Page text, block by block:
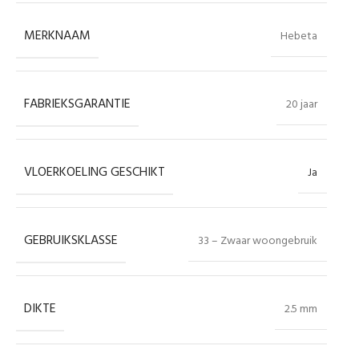
MERKNAAM Hebeta
FABRIEKSGARANTIE 20 jaar
VLOERKOELING GESCHIKT Ja
GEBRUIKSKLASSE 33 – Zwaar woongebruik
DIKTE 2.5 mm